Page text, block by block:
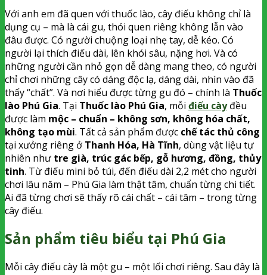
Với anh em đã quen với thuốc lào, cây điếu không chỉ là
dụng cụ – mà là cái gu, thói quen riêng không lẫn vào
đâu được. Có người chuộng loại nhẹ tay, dễ kéo. Có
người lại thích điếu dài, lên khói sâu, nặng hơi. Và có
những người cần nhỏ gọn dễ dàng mang theo, có người
chỉ chơi những cây có dáng độc lạ, dáng dài, nhìn vào đã
thấy “chất”. Và nơi hiểu được từng gu đó – chính là Thuốc
lào Phú Gia. Tại Thuốc lào Phú Gia, mỗi điếu càyđều
được làm mộc – chuẩn – không sơn, không hóa chất,
không tạo mùi. Tất cả sản phẩm được chế tác thủ công
tại xưởng riêng ở Thanh Hóa, Hà Tĩnh, dùng vật liệu tự
nhiên như tre già, trúc gác bếp, gỗ hương, đồng, thủy
tinh. Từ điếu mini bỏ túi, đến điếu dài 2,2 mét cho người
chơi lâu năm – Phú Gia làm thật tâm, chuẩn từng chi tiết.
Ai đã từng chơi sẽ thấy rõ cái chất – cái tâm – trong từng
cây điếu.
Sản phẩm tiêu biểu tại Phú Gia
Mỗi cây điếu cày là một gu – một lối chơi riêng. Sau đây là